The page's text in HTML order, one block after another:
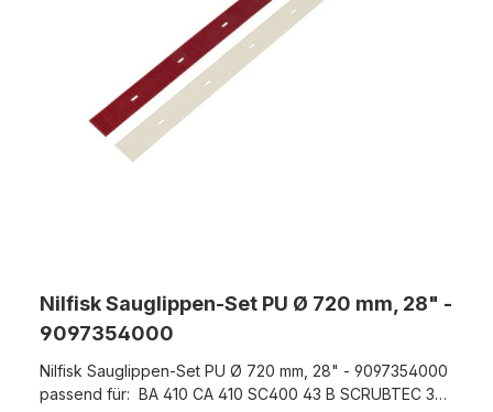
Nilfisk Sauglippen-Set PU Ø 720 mm, 28" -
9097354000
Nilfisk Sauglippen-Set PU Ø 720 mm, 28" - 9097354000
passend für: BA 410 CA 410 SC400 43 B SCRUBTEC 343